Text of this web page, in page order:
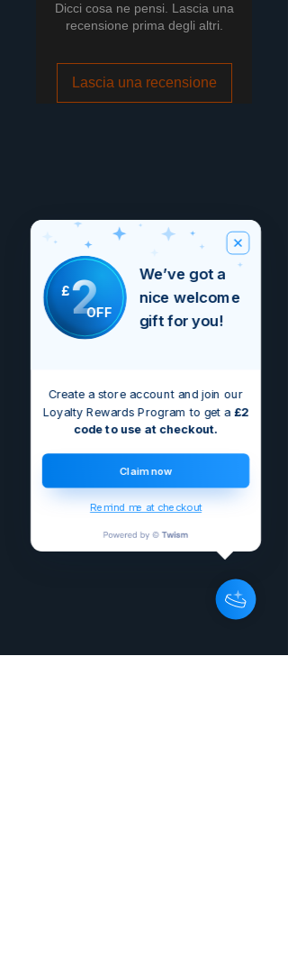
Dicci cosa ne pensi. Lascia una
recensione prima degli altri.
Lascia una recensione
£2OFF
We’ve got a
nice welcome
gift for you!
Create a store account and join our
Loyalty Rewards Program to get a £2
code to use at checkout.
Claim now
Remind me at checkout